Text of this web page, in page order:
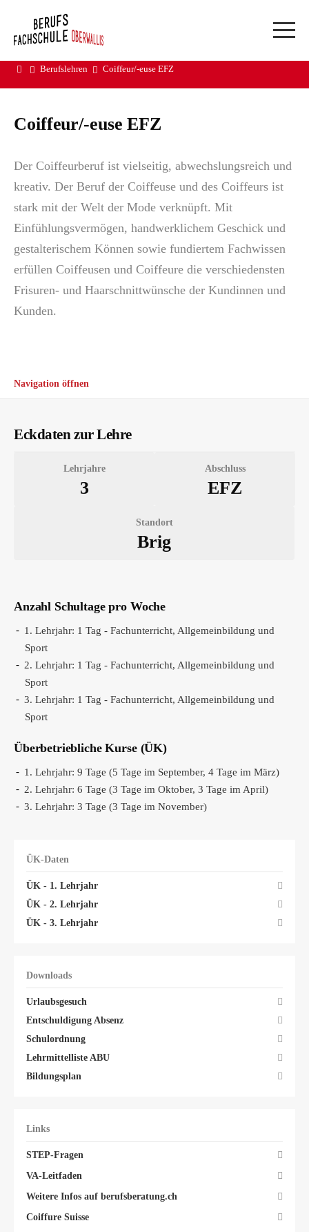
Webportal LP und ÜK
Reservationen Brig
Swissdox
HERDT Campus
Support ADB
Berufslehren Coiffeur/-euse EFZ
Coiffeur/-euse EFZ
Der Coiffeurberuf ist vielseitig, abwechslungsreich und
kreativ. Der Beruf der Coiffeuse und des Coiffeurs ist
stark mit der Welt der Mode verknüpft. Mit
Einfühlungsvermögen, handwerklichem Geschick und
gestalterischem Können sowie fundiertem Fachwissen
erfüllen Coiffeusen und Coiffeure die verschiedensten
Frisuren- und Haarschnittwünsche der Kundinnen und
Kunden.
Navigation öffnen
Eckdaten zur Lehre
Lehrjahre
3
Abschluss
EFZ
Standort
Brig
Ausbildung
Anzahl Schultage pro Woche
1. Lehrjahr: 1 Tag - Fachunterricht, Allgemeinbildung und
Sport
2. Lehrjahr: 1 Tag - Fachunterricht, Allgemeinbildung und
Sport
3. Lehrjahr: 1 Tag - Fachunterricht, Allgemeinbildung und
Sport
Überbetriebliche Kurse (ÜK)
1. Lehrjahr: 9 Tage (5 Tage im September, 4 Tage im März)
2. Lehrjahr: 6 Tage (3 Tage im Oktober, 3 Tage im April)
3. Lehrjahr: 3 Tage (3 Tage im November)
ÜK-Daten
ÜK - 1. Lehrjahr
ÜK - 2. Lehrjahr
ÜK - 3. Lehrjahr
Downloads
Bildungsplan
Urlaubsgesuch
Entschuldigung Absenz
Schulordnung
Lehrmittelliste ABU
Links
STEP-Fragen
VA-Leitfaden
Weitere Infos auf berufsberatung.ch
Coiffure Suisse